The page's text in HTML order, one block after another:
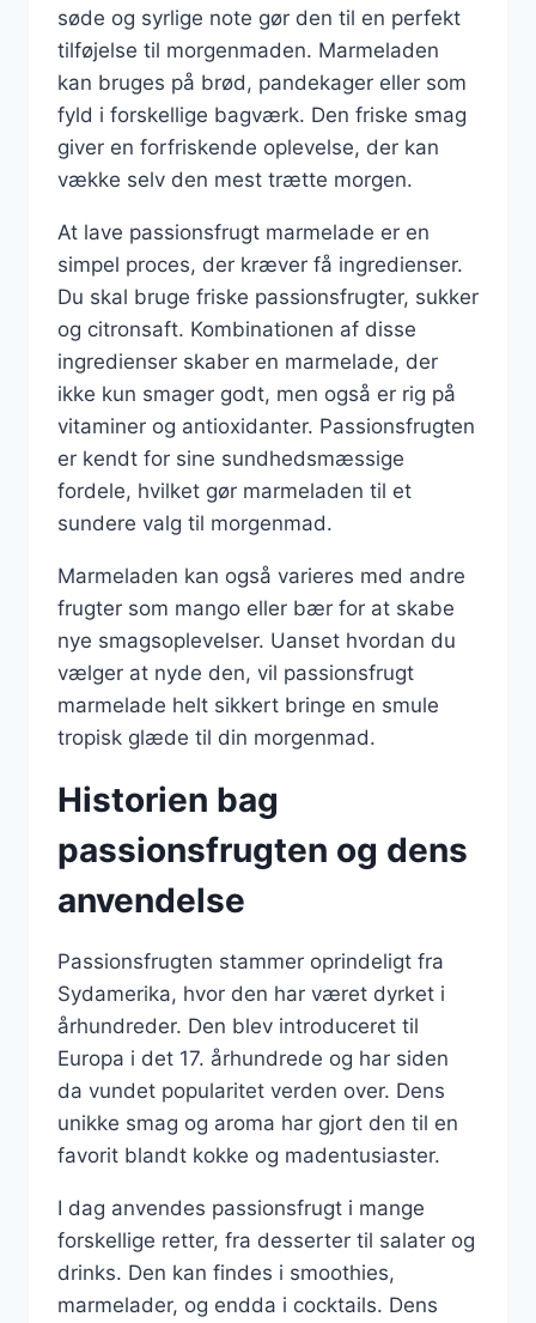
søde og syrlige note gør den til en perfekt
tilføjelse til morgenmaden. Marmeladen
kan bruges på brød, pandekager eller som
fyld i forskellige bagværk. Den friske smag
giver en forfriskende oplevelse, der kan
vække selv den mest trætte morgen.
At lave passionsfrugt marmelade er en
simpel proces, der kræver få ingredienser.
Du skal bruge friske passionsfrugter, sukker
og citronsaft. Kombinationen af disse
ingredienser skaber en marmelade, der
ikke kun smager godt, men også er rig på
vitaminer og antioxidanter. Passionsfrugten
er kendt for sine sundhedsmæssige
fordele, hvilket gør marmeladen til et
sundere valg til morgenmad.
Marmeladen kan også varieres med andre
frugter som mango eller bær for at skabe
nye smagsoplevelser. Uanset hvordan du
vælger at nyde den, vil passionsfrugt
marmelade helt sikkert bringe en smule
tropisk glæde til din morgenmad.
Historien bag
passionsfrugten og dens
anvendelse
Passionsfrugten stammer oprindeligt fra
Sydamerika, hvor den har været dyrket i
århundreder. Den blev introduceret til
Europa i det 17. århundrede og har siden
da vundet popularitet verden over. Dens
unikke smag og aroma har gjort den til en
favorit blandt kokke og madentusiaster.
I dag anvendes passionsfrugt i mange
forskellige retter, fra desserter til salater og
drinks. Den kan findes i smoothies,
marmelader, og endda i cocktails. Dens